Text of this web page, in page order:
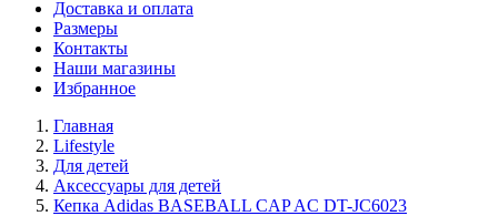
Доставка и оплата
Размеры
Контакты
Наши магазины
Избранное
Главная
Lifestyle
Для детей
Аксессуары для детей
Кепка Adidas BASEBALL CAP AC DT-JC6023